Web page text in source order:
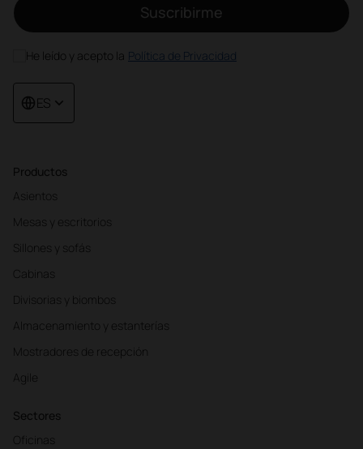
Productos
Asientos
Mesas y escritorios
Sillones y sofás
Cabinas
Divisorias y biombos
Almacenamiento y estanterías
Mostradores de recepción
Agile
Sectores
Oficinas
Suscribirme
He leído y acepto la Política de Privacidad
ES